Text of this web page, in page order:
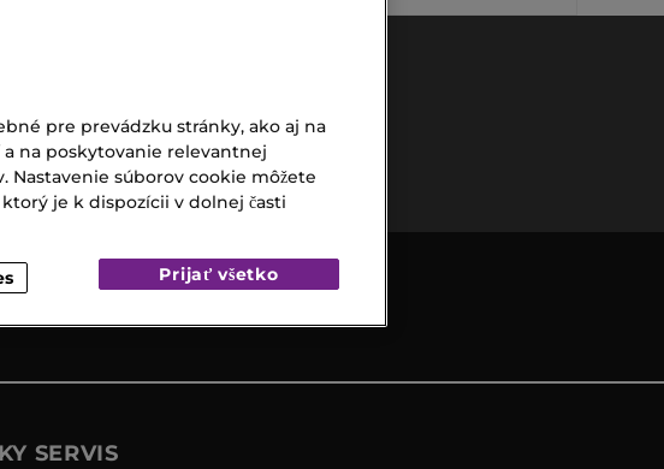
k
Bezpečná
SERVIS
pre prevádzku stránky, ako aj na
na poskytovanie relevantnej
Nastavenie súborov cookie môžete
je k dispozícii v dolnej časti
Prijať všetko